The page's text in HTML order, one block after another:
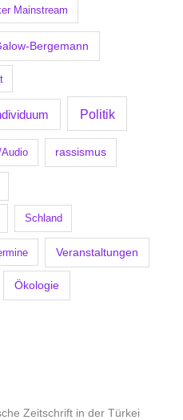
Mainstream
Bergemann
Politik
Audio rassismus
Schland
Veranstaltungen
Ökologie
Zeitschrift in der Türkei